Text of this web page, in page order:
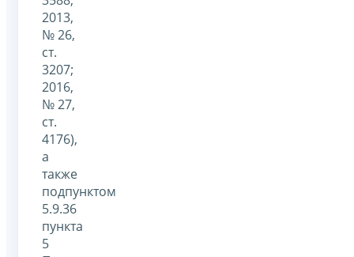
2013,
№ 26,
ст.
3207;
2016,
№ 27,
ст.
4176),
а
также
подпунктом
5.9.36
пункта
5